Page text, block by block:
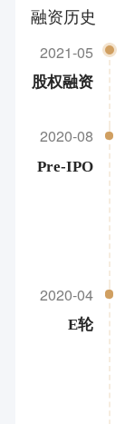
融资历史
2021-05
股权融资
2020-08
Pre-IPO
2020-04
E轮